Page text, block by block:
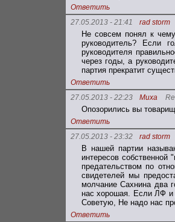
Ответить
27.05.2013 - 21:41
rad storm
Не совсем понял к
руководитель? Если
руководителя
через годы, а
партия прекратит
Ответить
27.05.2013 - 22:23
Миха
Опозорились вы
Ответить
27.05.2013 - 23:32
rad storm
В нашей партии
интересов
предательством по
свидетелей мы
молчание Сахнина два
нас хорошая. Если ЛФ и
Советую, Не надо нас
Ответить